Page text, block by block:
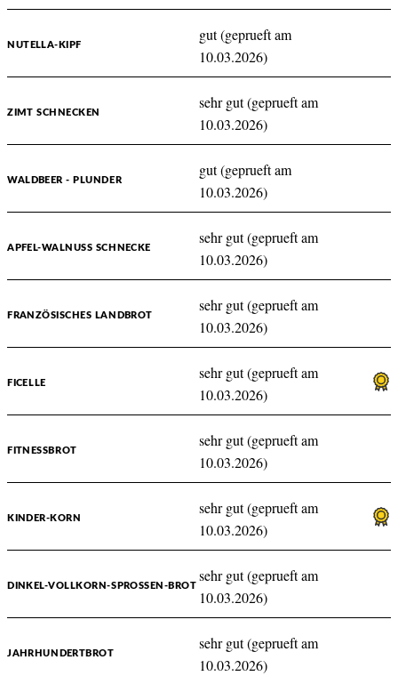
NUTELLA-KIPF
gut (geprueft am
10.03.2026)
ZIMT SCHNECKEN
sehr gut (geprueft am
10.03.2026)
WALDBEER - PLUNDER
gut (geprueft am
10.03.2026)
APFEL-WALNUSS SCHNECKE
sehr gut (geprueft am
10.03.2026)
FRANZÖSISCHES LANDBROT
sehr gut (geprueft am
10.03.2026)
FICELLE
sehr gut (geprueft am
10.03.2026)
FITNESSBROT
sehr gut (geprueft am
10.03.2026)
KINDER-KORN
sehr gut (geprueft am
10.03.2026)
DINKEL-VOLLKORN-SPROSSEN-BROT
sehr gut (geprueft am
10.03.2026)
JAHRHUNDERTBROT
sehr gut (geprueft am
10.03.2026)